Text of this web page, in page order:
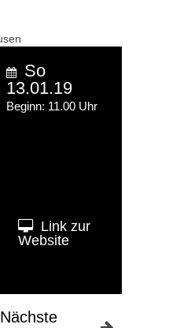
So
13.01.19
Beginn: 11.00 Uhr
Link zur
Website
Nächste